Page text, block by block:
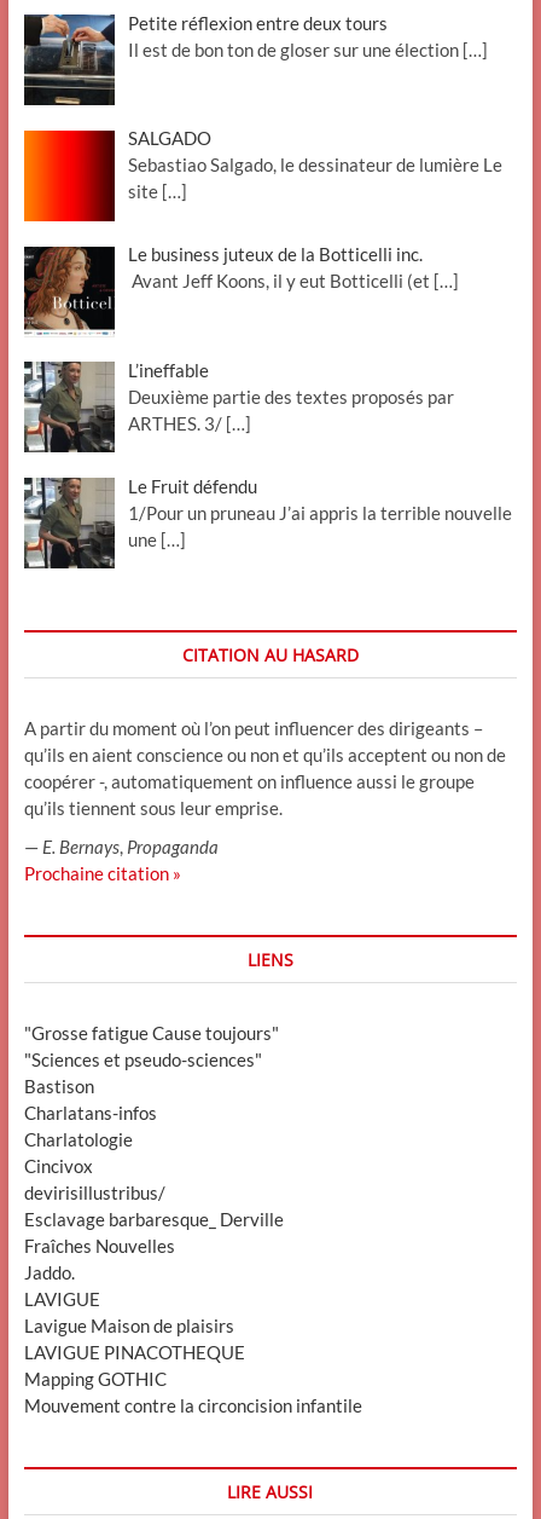
Petite réflexion entre deux tours
Il est de bon ton de gloser sur une élection […]
SALGADO
Sebastiao Salgado, le dessinateur de lumière Le
site […]
Le business juteux de la Botticelli inc.
Avant Jeff Koons, il y eut Botticelli (et […]
L’ineffable
Deuxième partie des textes proposés par
ARTHES. 3/ […]
Le Fruit défendu
1/Pour un pruneau J’ai appris la terrible nouvelle
une […]
CITATION AU HASARD
A partir du moment où l’on peut influencer des dirigeants –
qu’ils en aient conscience ou non et qu’ils acceptent ou non de
coopérer -, automatiquement on influence aussi le groupe
qu’ils tiennent sous leur emprise.
— E. Bernays, Propaganda
Prochaine citation »
LIENS
"Grosse fatigue Cause toujours"
"Sciences et pseudo-sciences"
Bastison
Charlatans-infos
Charlatologie
Cincivox
devirisillustribus/
Esclavage barbaresque_ Derville
Fraîches Nouvelles
Jaddo.
LAVIGUE
Lavigue Maison de plaisirs
LAVIGUE PINACOTHEQUE
Mapping GOTHIC
Mouvement contre la circoncision infantile
LIRE AUSSI